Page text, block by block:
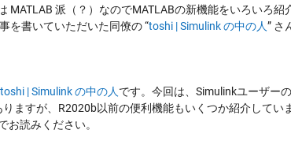
MATLAB 派（？）なのでMATLABの新機能をいろいろ紹
を書いていただいた同僚の “toshi | Simulink の中の人” さ
toshi | Simulink の中の人 です。今回は、Simulinkユーザー
ますが、R2020b以前の便利機能もいくつか紹介してい
お読みください。